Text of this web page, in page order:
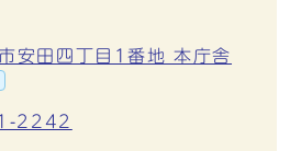
安田四丁目1番地 本庁舎
2242